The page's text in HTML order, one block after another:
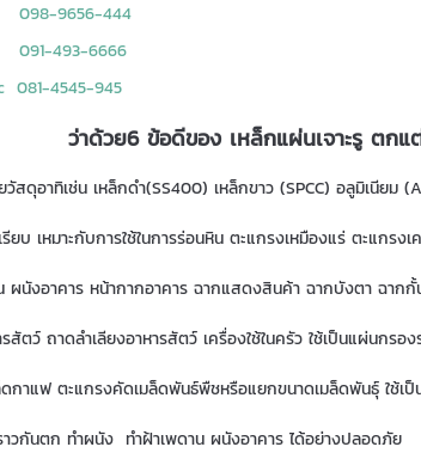
098-9656-444
091-493-6666
081-4545-945
ว่าด้วย6 ข้อดีของ เหล็กแผ่นเจาะรู ตกแต่
วัสดุอาทิเช่น เหล็กดำ(SS400) เหล็กขาว (SPCC) อลูมิเนียม
ยบ เหมาะกับการใช้ในการร่อนหิน ตะแกรงเหมืองแร่ ตะแก
ผนังอาคาร หน้ากากอาคาร ฉากแสดงสินค้า ฉากบังตา ฉา
สัตว์ ถาดลำเลียงอาหารสัตว์ เครื่องใช้ในครัว ใช้เป็นแผ่นก
กาแฟ ตะแกรงคัดเมล็ดพันธ์พืชหรือแยกขนาดเมล็ดพันธุ์ ใช้เ
าวกันตก ทำผนัง ทำฝ้าเพดาน ผนังอาคาร ได้อย่างปลอดภัย